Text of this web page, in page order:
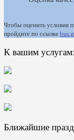
Чтобы оценить условия
пройдите по ссылке
К вашим услугам:
Ближайшие